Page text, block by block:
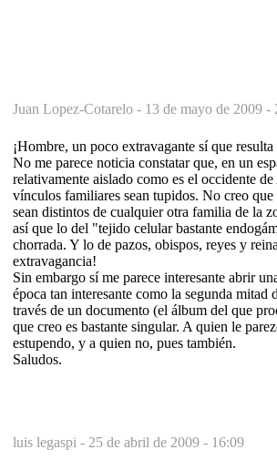
Juan Lopez-Cotarelo - 13 de mayo de 2009 -
¡Hombre, un poco extravagante sí que
No me parece noticia constatar que, en un
relativamente aislado como es el occidente
vínculos familiares sean tupidos. No creo que
sean distintos de cualquier otra familia de la
así que lo del "tejido celular bastante
chorrada. Y lo de pazos, obispos, reyes y
extravagancia!
Sin embargo sí me parece interesante abrir
época tan interesante como la segunda mitad
través de un documento (el álbum del que
que creo es bastante singular. A quien le
estupendo, y a quien no, pues también.
Saludos.
luis legaspi - 25 de abril de 2009 - 16:09